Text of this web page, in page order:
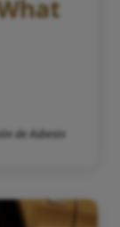
de Asbesto